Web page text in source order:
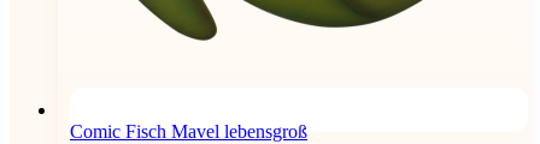
Comic Fisch Mavel lebensgroß